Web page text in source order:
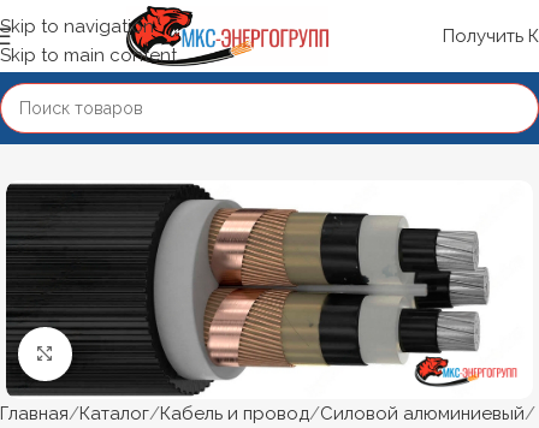
Skip to navigation
Skip to main content
Получить
Нажмите, чтобы увеличить
Главная Каталог Кабель и провод Силовой алюминиевый